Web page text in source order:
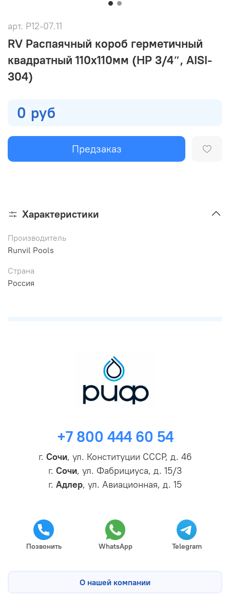
арт. Р12-07.11
RV Распаячный короб герметичный
квадратный 110х110мм (НР 3/4″, AISI-
304)
0 руб
Предзаказ
Характеристики
Производитель
Runvil Pools
Страна
Россия
+7 800 444 60 54
г. Сочи, ул. Конституции СССР, д. 46
г. Сочи, ул. Фабрициуса, д. 15/3
г. Адлер, ул. Авиационная, д. 15
Позвонить WhatsApp Telegram
О нашей компании